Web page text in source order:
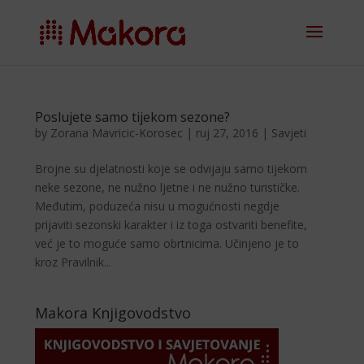
Poslujete samo tijekom sezone?
by Zorana Mavricic-Korosec | ruj 27, 2016 | Savjeti
Brojne su djelatnosti koje se odvijaju samo tijekom
neke sezone, ne nužno ljetne i ne nužno turističke.
Međutim, poduzeća nisu u mogućnosti negdje
prijaviti sezonski karakter i iz toga ostvariti benefite,
već je to moguće samo obrtnicima. Učinjeno je to
kroz Pravilnik...
Makora Knjigovodstvo